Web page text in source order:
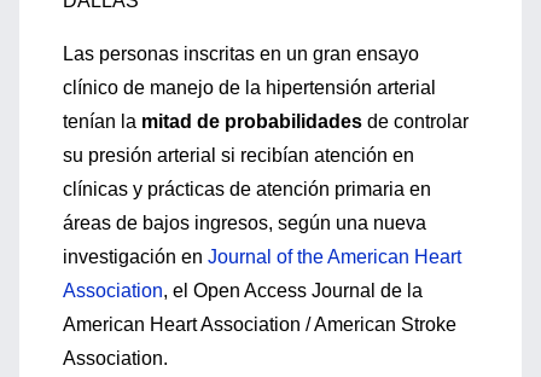
Las personas inscritas en un gran ensayo
clínico de manejo de la hipertensión arterial
tenían la mitad de probabilidades de controlar
su presión arterial si recibían atención en
clínicas y prácticas de atención primaria en
áreas de bajos ingresos, según una nueva
investigación en Journal of the American Heart
Association, el Open Access Journal de la
American Heart Association / American Stroke
Association.